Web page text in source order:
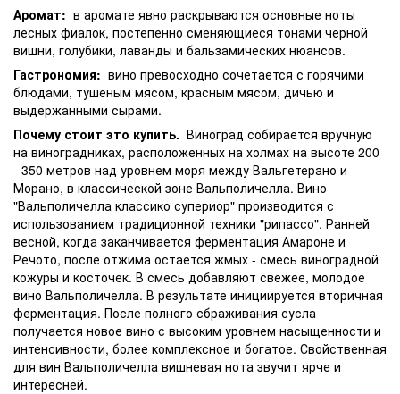
Аромат: в аромате явно раскрываются основные ноты
лесных фиалок, постепенно сменяющиеся тонами черной
вишни, голубики, лаванды и бальзамических нюансов.
Гастрономия: вино превосходно сочетается с горячими
блюдами, тушеным мясом, красным мясом, дичью и
выдержанными сырами.
Почему стоит это купить. Виноград собирается вручную
на виноградниках, расположенных на холмах на высоте 200
- 350 метров над уровнем моря между Вальгетерано и
Морано, в классической зоне Вальполичелла. Вино
"Вальполичелла классико супериор" производится с
использованием традиционной техники "рипассо". Ранней
весной, когда заканчивается ферментация Амароне и
Речото, после отжима остается жмых - смесь виноградной
кожуры и косточек. В смесь добавляют свежее, молодое
вино Вальполичелла. В результате инициируется вторичная
ферментация. После полного сбраживания сусла
получается новое вино с высоким уровнем насыщенности и
интенсивности, более комплексное и богатое. Свойственная
для вин Вальполичелла вишневая нота звучит ярче и
интересней.